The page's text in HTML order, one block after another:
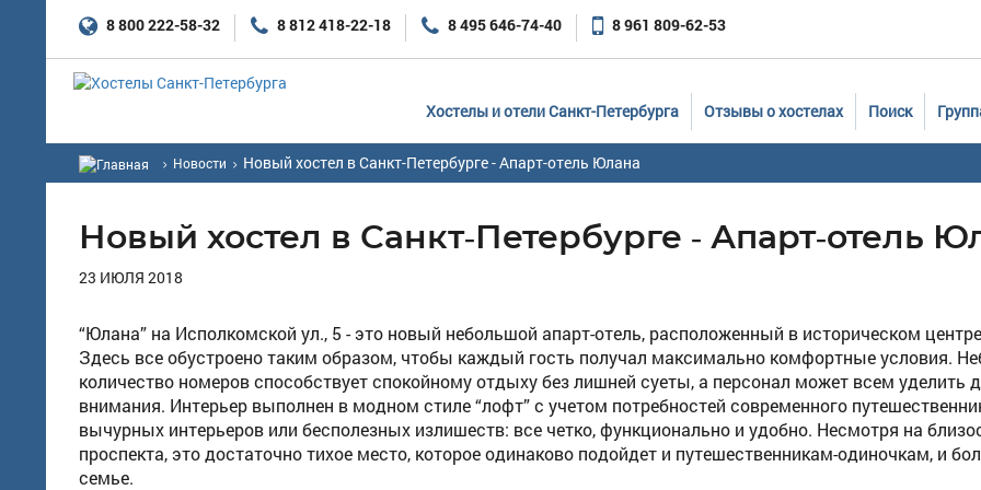
8 800 222-58-32 8 812 418-22-18 8 495 646-74-40 8 961 809-62-53
Хостелы и отели Санкт-Петербурга Отзывы о хостелах Поиск
Новости Новый хостел в Санкт-Петербурге - Апарт-отель Юлана
Новый хостел в Санкт-Петербурге - Апарт-отель
23 ИЮЛЯ 2018
“Юлана” на Исполкомской ул., 5 - это новый небольшой апарт-отель, расположенный в историческом
Здесь все обустроено таким образом, чтобы каждый гость получал максимально комфортные условия.
количество номеров способствует спокойному отдыху без лишней суеты, а персонал может всем уделить
внимания. Интерьер выполнен в модном стиле “лофт” с учетом потребностей современного
вычурных интерьеров или бесполезных излишеств: все четко, функционально и удобно. Несмотря на
проспекта, это достаточно тихое место, которое одинаково подойдет и путешественникам-одиночкам, и
семье.